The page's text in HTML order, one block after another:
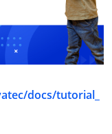
docs/tutorial_